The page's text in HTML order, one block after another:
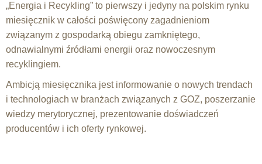
„Energia i Recykling” to pierwszy i jedyny na polskim rynku
miesięcznik w całości poświęcony zagadnieniom
związanym z gospodarką obiegu zamkniętego,
odnawialnymi źródłami energii oraz nowoczesnym
recyklingiem.
Ambicją miesięcznika jest informowanie o nowych trendach
i technologiach w branżach związanych z GOZ, poszerzanie
wiedzy merytorycznej, prezentowanie doświadczeń
producentów i ich oferty rynkowej.